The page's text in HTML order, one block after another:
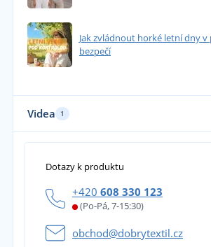
Jak zvládnout horké letní dny v
bezpečí
Videa 1
Dotazy k produktu
+420 608 330 123
(Po-Pá, 7-15:30)
obchod@dobrytextil.cz